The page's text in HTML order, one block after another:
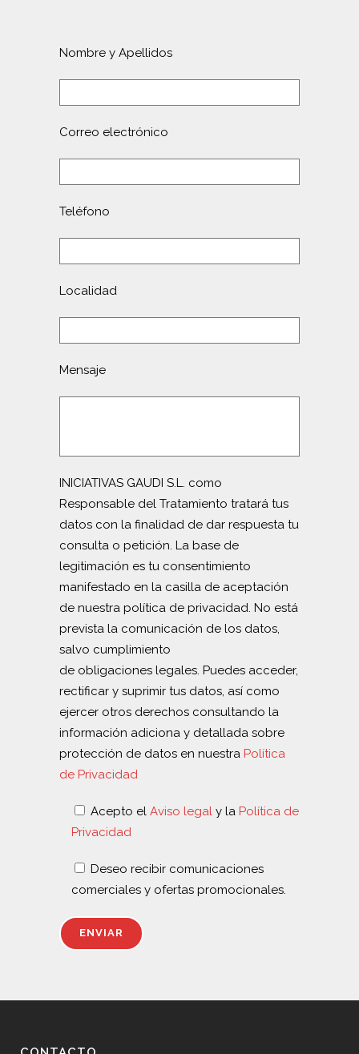
Nombre y Apellidos
Correo electrónico
Teléfono
Localidad
Mensaje
INICIATIVAS GAUDI S.L. como
Responsable del Tratamiento tratará tus
datos con la finalidad de dar respuesta tu
consulta o petición. La base de
legitimación es tu consentimiento
manifestado en la casilla de aceptación
de nuestra política de privacidad. No está
prevista la comunicación de los datos,
salvo cumplimiento
de obligaciones legales. Puedes acceder,
rectificar y suprimir tus datos, así como
ejercer otros derechos consultando la
información adiciona y detallada sobre
protección de datos en nuestra Política
de Privacidad
Acepto el Aviso legal y la Política de
Privacidad
Deseo recibir comunicaciones
comerciales y ofertas promocionales.